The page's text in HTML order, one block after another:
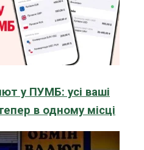
у ПУМБ: усі ваші
в одному місці